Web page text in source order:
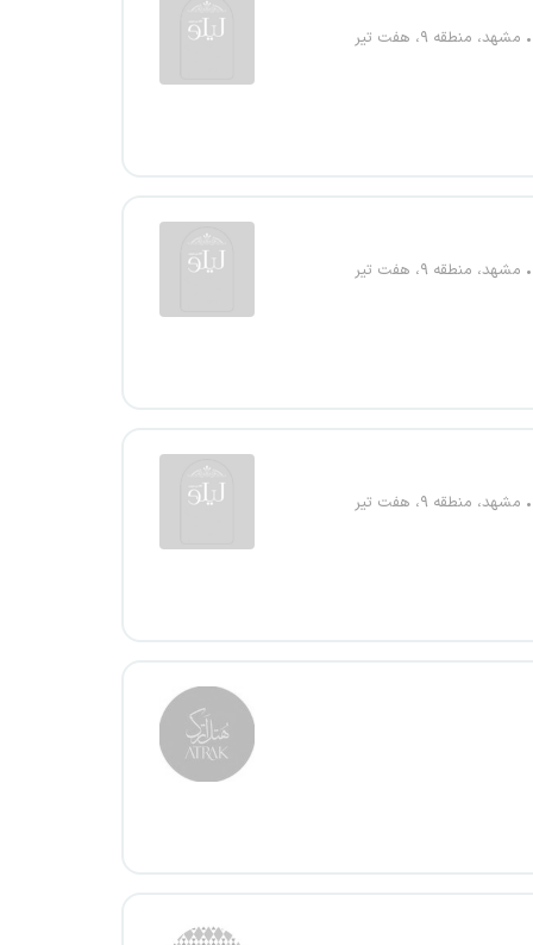
مشهد، منطقه ۹، هفت تیر
مشهد، منطقه ۹، هفت تیر
مشهد، منطقه ۹، هفت تیر